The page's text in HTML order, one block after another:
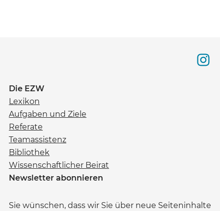
Die EZW
Lexikon
Aufgaben und Ziele
Referate
Teamassistenz
Bibliothek
Wissenschaftlicher Beirat
Newsletter abonnieren
Sie wünschen, dass wir Sie über neue Seiteninhalte